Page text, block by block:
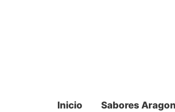
Inicio Sabores